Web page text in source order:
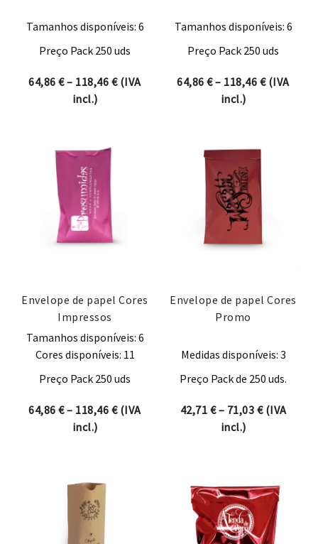
Tamanhos disponíveis: 6
Preço Pack 250 uds
64,86€– 118,46 €Price range: 64,86 € through 118,46 €
(IVA
incl.)
Tamanhos disponíveis: 6
Preço Pack 250 uds
64,86€– 118,46 €Price
(IVA
incl.)
Envelope de papel Cores
Impressos
Tamanhos disponíveis: 6
Cores disponíveis: 11
Preço Pack 250 uds
64,86€– 118,46 €Price range: 64,86 € through 118,46 €
(IVA
incl.)
Envelope de papel Cores
Promo
Medidas disponíveis: 3
Preço Pack de 250 uds.
42,71 € – 71,03 €Price
(IVA
incl.)